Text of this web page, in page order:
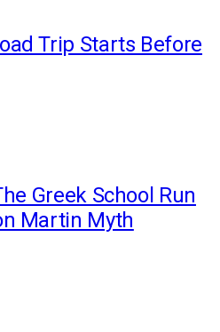
Trip Starts Before
Greek School Run
Martin Myth